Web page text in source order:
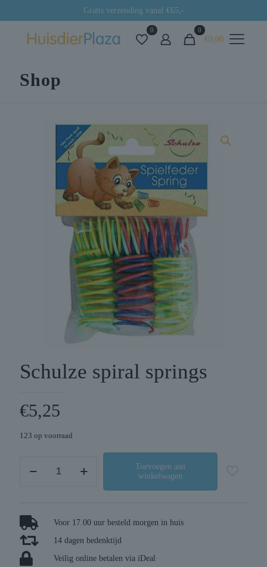
Gratis verzending vanaf €65,-
0 0
€0,00
Shop
Schulze spiral springs
€5,25
123 op voorraad
Toevoegen aan
winkelwagen
Voor 17.00 uur besteld morgen in huis
14 dagen bedenktijd
Veilig online betalen via iDeal